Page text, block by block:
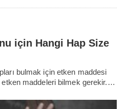
için Hangi Hap Size
bulmak için etken maddesi
etken maddeleri bilmek gerekir.…